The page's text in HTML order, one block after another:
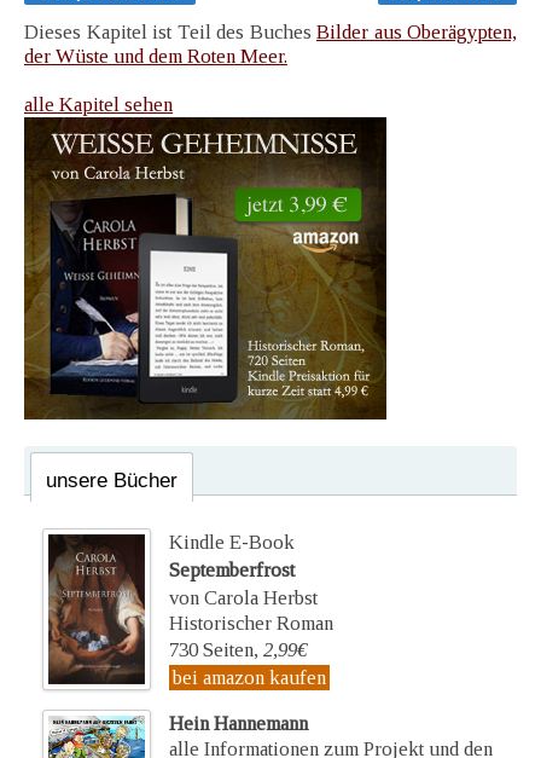
Dieses Kapitel ist Teil des Buches Bilder aus Oberägypten,
der Wüste und dem Roten Meer.
alle Kapitel sehen
unsere Bücher
Kindle E-Book
Septemberfrost
von Carola Herbst
Historischer Roman
730 Seiten, 2,99€
bei amazon kaufen
Hein Hannemann
alle Informationen zum Projekt und den